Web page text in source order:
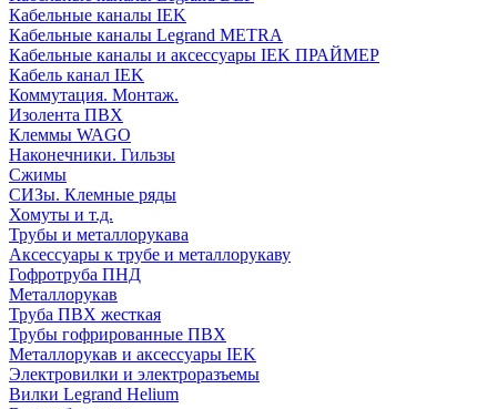
Кабельные каналы IEK
Кабельные каналы Legrand METRA
Кабельные каналы и аксессуары IEK ПРАЙМЕР
Кабель канал IEK
Коммутация. Монтаж.
Изолента ПВХ
Клеммы WAGO
Наконечники. Гильзы
Сжимы
СИЗы. Клемные ряды
Хомуты и т.д.
Трубы и металлорукава
Аксессуары к трубе и металлорукаву
Гофротруба ПНД
Металлорукав
Труба ПВХ жесткая
Трубы гофрированные ПВХ
Металлорукав и аксессуары IEK
Электровилки и электроразъемы
Вилки Legrand Helium